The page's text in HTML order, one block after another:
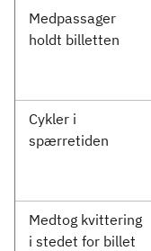
Medpassager
holdt billetten
Cykler i
spærretiden
Medtog kvittering
i stedet for billet